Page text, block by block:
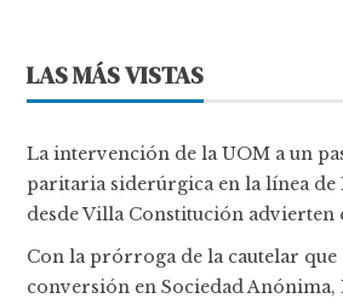
LAS MÁS VISTAS
La intervención de la UOM a un
paritaria siderúrgica en la línea de
desde Villa Constitución advierten
Con la prórroga de la cautelar que
conversión en Sociedad Anónima,